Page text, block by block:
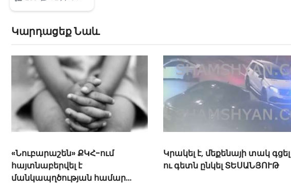
Կարդացեք Նաև
Կրակել է, մեքենայի տակ գցել
ու գետն ընկել ՏԵՍԱՆՅՈՒԹ
«Թուրքերը բացում են». Ինչ
շշնջաց Միրզոյանը Փաշինյանի